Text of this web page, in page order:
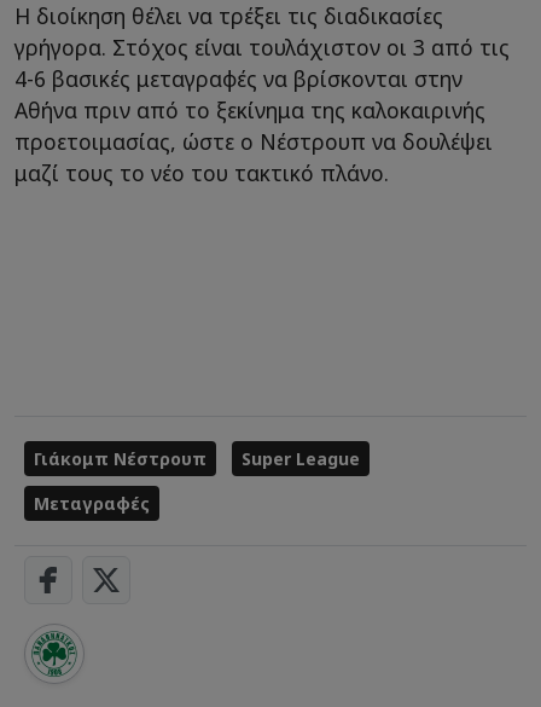
Η διοίκηση θέλει να τρέξει τις διαδικασίες
γρήγορα. Στόχος είναι τουλάχιστον οι 3 από τις
4-6 βασικές μεταγραφές να βρίσκονται στην
Αθήνα πριν από το ξεκίνημα της καλοκαιρινής
προετοιμασίας, ώστε ο Νέστρουπ να δουλέψει
μαζί τους το νέο του τακτικό πλάνο.
Γιάκομπ Νέστρουπ
Super League
Μεταγραφές